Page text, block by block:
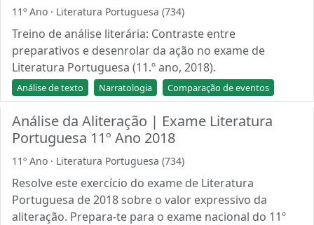
11º Ano · Literatura Portuguesa (734)
Treino de análise literária: Contraste entre
preparativos e desenrolar da ação no exame de
Literatura Portuguesa (11.º ano, 2018).
Análise de texto Narratologia Comparação de eventos
Análise da Aliteração | Exame Literatura
Portuguesa 11º Ano 2018
11º Ano · Literatura Portuguesa (734)
Resolve este exercício do exame de Literatura
Portuguesa de 2018 sobre o valor expressivo da
aliteração. Prepara-te para o exame nacional do 11º